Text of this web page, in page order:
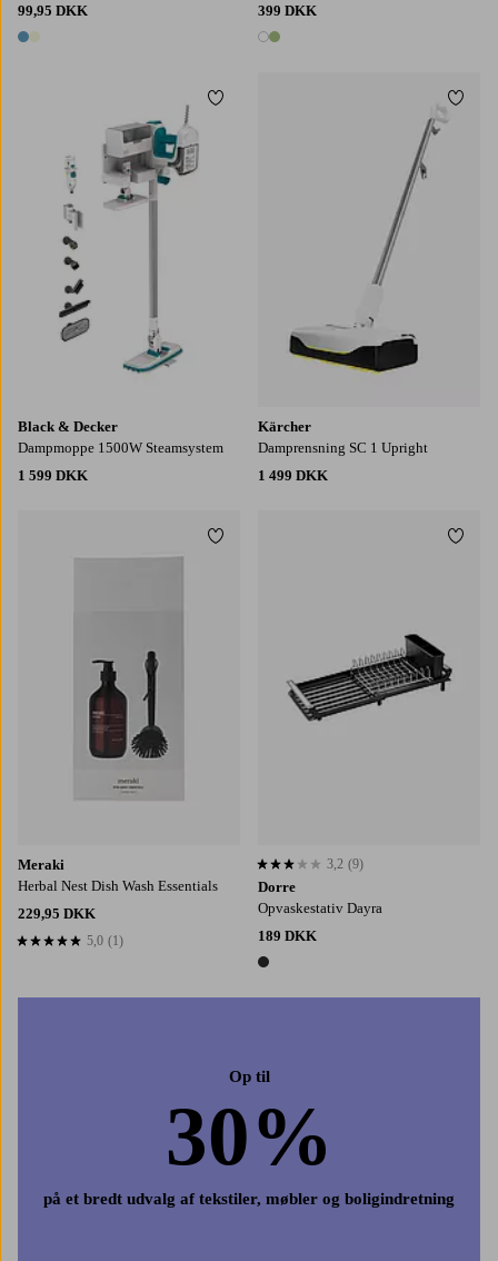
99,95 DKK
2 farver
399 DKK
2 farver
Black & Decker
Dampmoppe 1500W Steamsystem
1 599 DKK
Tilføj til favoritter
Kärcher
Damprensning SC 1 Upright
1 499 DKK
Meraki
Herbal Nest Dish Wash Essentials
229,95 DKK
5,0 baseret på 1 bedømmelser
5,0 (1)
Tilføj til favoritter
Op til
30%
på et bredt udvalg af tekstiler, møbler og boligindretning
Dorre
Opvaskestativ Dayra
189 DKK
1 farve
3,2 baseret på 9 bedømmelser
3,2 (9)